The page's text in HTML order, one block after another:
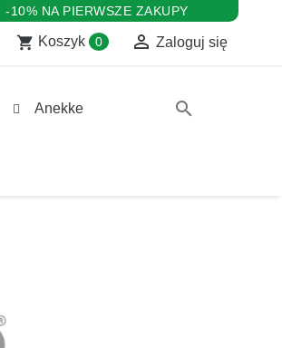
-10% NA PIERWSZE ZAKUPY
shopping_cart Koszyk 0  Zaloguj się
Anekke search